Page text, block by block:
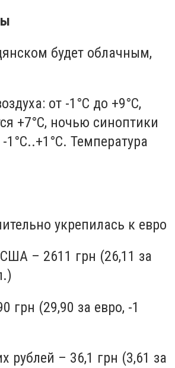
будет облачным,
от -1°С до +9°С,
+7°С, ночью синоптики
1°С..+1°С. Температура
укрепилась к евро
– 2611 грн (26,11 за
грн (29,90 за евро, -1
рублей – 36,1 грн (3,61 за